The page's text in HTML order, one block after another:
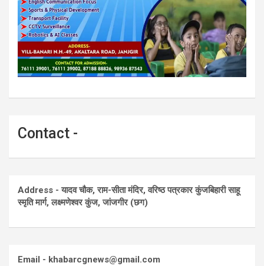
Contact -
Address - यादव चौक, राम-सीता मंदिर, वरिष्ठ पत्रकार कुंजबिहारी साहू
स्मृति मार्ग, लक्ष्मणेश्वर कुंज, जांजगीर (छग)
Email - khabarcgnews@gmail.com